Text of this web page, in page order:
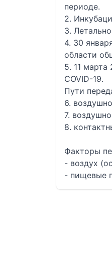
периоде.
2.
3.
4. 30
области
5. 11
COVID-19.
Пути
6.
7.
8.
Факторы
- воздух
- пищевые